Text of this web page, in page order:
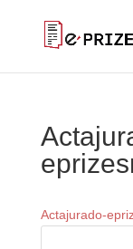
Actajurado-